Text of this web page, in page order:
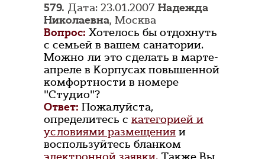
579. Дата: 23.01.2007 Надежда
Николаевна, Москва
Вопрос: Хотелось бы отдохнуть
с семьей в вашем санатории.
Можно ли это сделать в марте-
апреле в Корпусах повышенной
комфортности в номере
"Студио"?
Ответ: Пожалуйста,
определитесь с категорией и
условиями размещения и
воспользуйтесь бланком